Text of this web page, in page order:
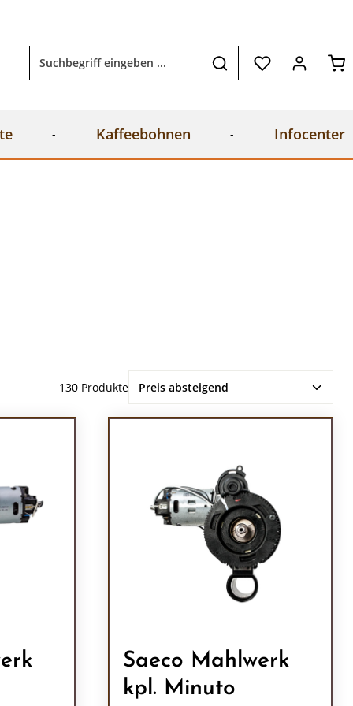
Kaffeebohnen Infocenter
130 Produkte
Saeco Mahlwerk
kpl. Minuto